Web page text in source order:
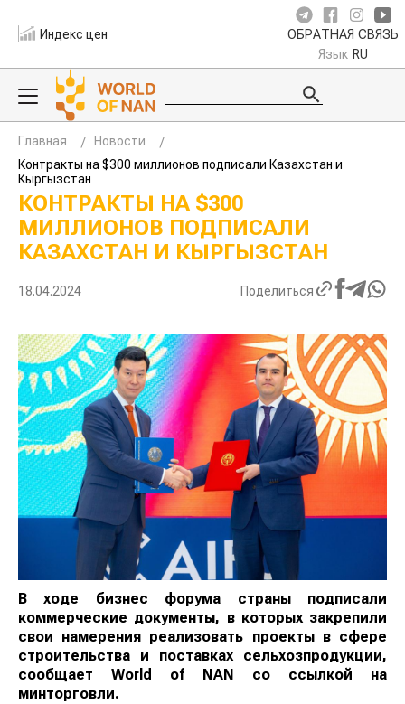
Индекс цен ОБРАТНАЯ СВЯЗЬ
Язык RU
Главная
Новости
Контракты на $300 миллионов подписали Казахстан и
Кыргызстан
КОНТРАКТЫ НА $300
МИЛЛИОНОВ ПОДПИСАЛИ
КАЗАХСТАН И КЫРГЫЗСТАН
18.04.2024 Поделиться
В ходе бизнес форума страны подписали
коммерческие документы, в которых закрепили
свои намерения реализовать проекты в сфере
строительства и поставках сельхозпродукции,
сообщает World of NAN
со ссылкой на
минторговли.